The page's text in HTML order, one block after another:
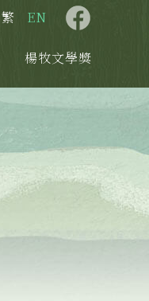
繁 EN
楊牧文學獎